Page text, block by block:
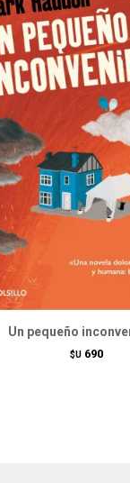
Un pequeño
$U 690